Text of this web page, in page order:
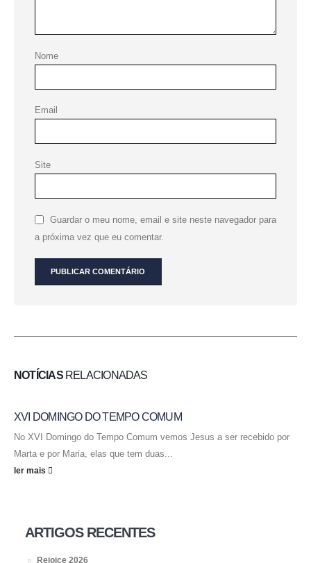
Nome
Email
Site
Guardar o meu nome, email e site neste navegador para
a próxima vez que eu comentar.
NOTÍCIASRELACIONADAS
XVI DOMINGO DO TEMPO COMUM
No XVI Domingo do Tempo Comum vemos Jesus a ser recebido por
Marta e por Maria, elas que tem duas...
ler mais
ARTIGOS RECENTES
Rejoice 2026